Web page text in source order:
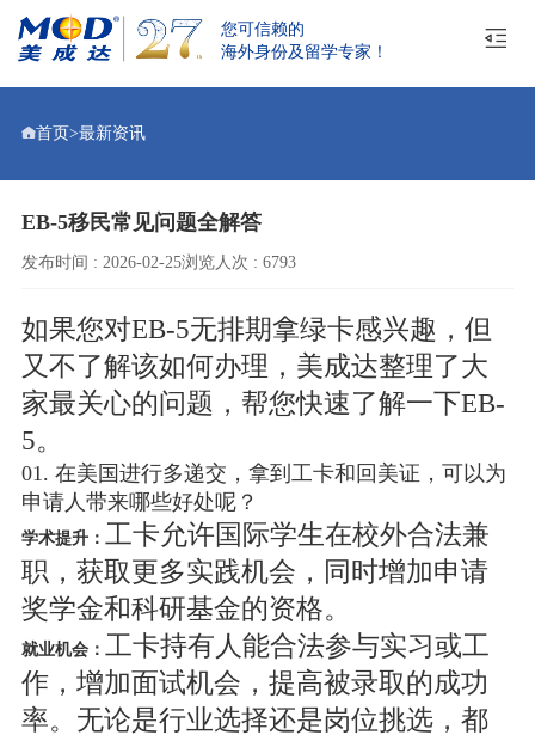
您可信赖的
海外身份及留学专家！
首页>最新资讯
EB-5移民常见问题全解答
发布时间 : 2026-02-25浏览人次 : 6793
如果您对EB-5无排期拿绿卡感兴趣，但
又不了解该如何办理，美成达整理了大
家最关心的问题，帮您快速了解一下EB-
5。
01. 在美国进行多递交，拿到工卡和回美证，可以为
申请人带来哪些好处呢？
学术提升： 工卡允许国际学生在校外合法兼
职，获取更多实践机会，同时增加申请
奖学金和科研基金的资格。
就业机会： 工卡持有人能合法参与实习或工
作，增加面试机会，提高被录取的成功
率。无论是行业选择还是岗位挑选，都